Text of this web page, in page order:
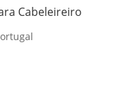
Cabeleireiro